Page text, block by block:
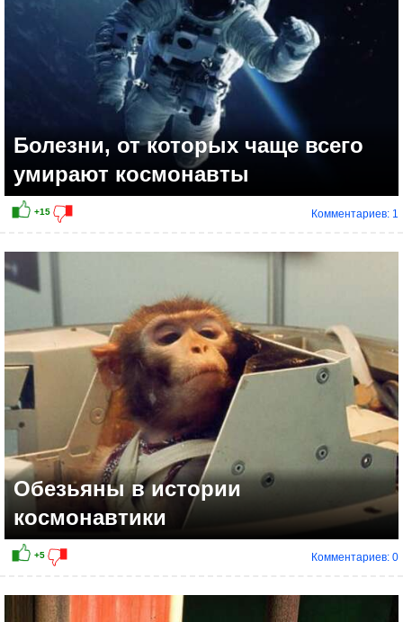
Болезни, от которых чаще всего
умирают космонавты
Комментариев: 1
Обезьяны в истории
космонавтики
Комментариев: 0